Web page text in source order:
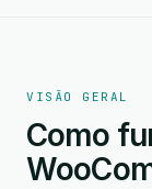
VISÃO GERAL
Como